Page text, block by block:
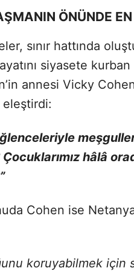
ÖNÜNDE
sınır hattında
siyasete
annesi Vicky
hâlâ
Cohen ise
koruyabilmek için